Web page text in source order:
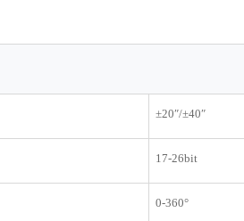
±20″/±40″
17-26bit
0-360°